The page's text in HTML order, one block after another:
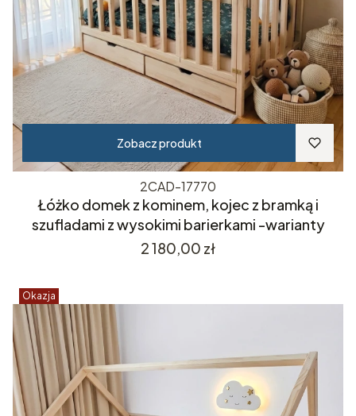
Zobacz produkt
2CAD-17770
Łóżko domek z kominem, kojec z bramką i
szufladami z wysokimi barierkami -warianty
Cena
2 180,00 zł
Okazja